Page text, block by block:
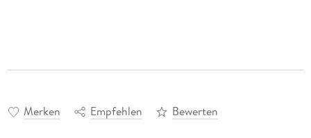
Merken Empfehlen Bewerten